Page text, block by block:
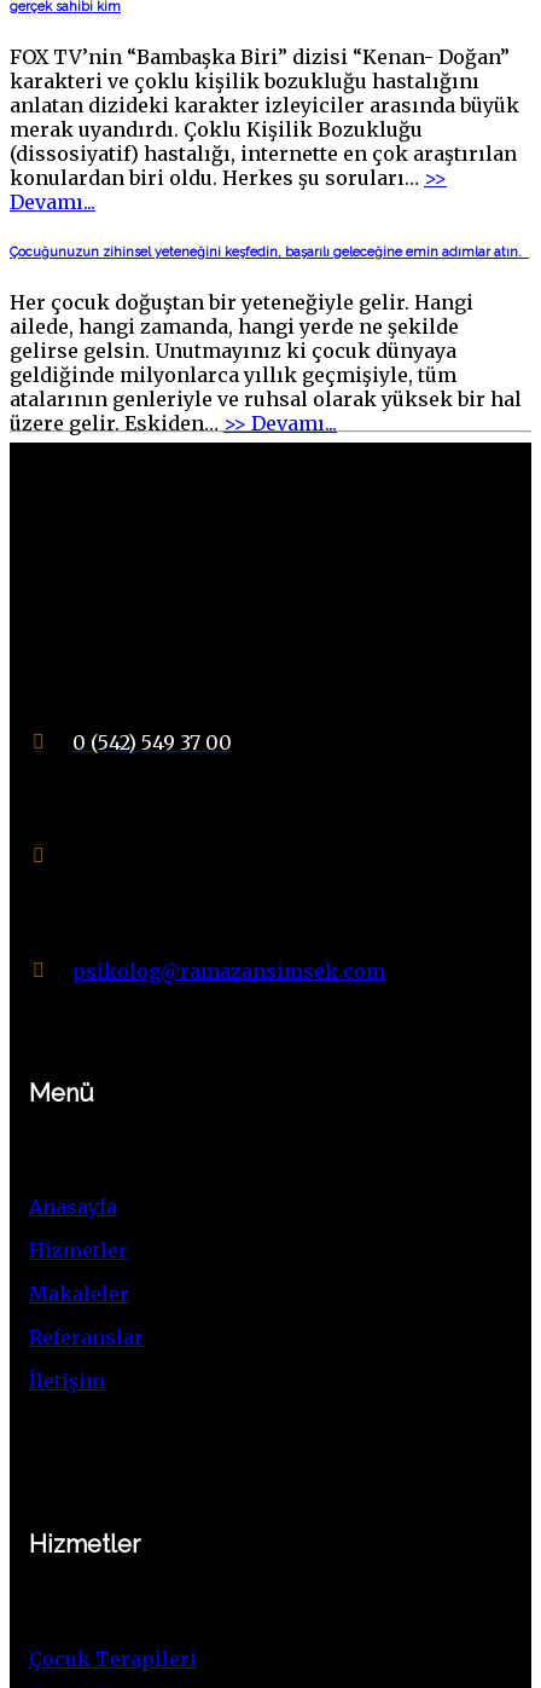
gerçek sahibi kim
FOX TV’nin “Bambaşka Biri” dizisi “Kenan- Doğan”
karakteri ve çoklu kişilik bozukluğu hastalığını
anlatan dizideki karakter izleyiciler arasında büyük
merak uyandırdı. Çoklu Kişilik Bozukluğu
(dissosiyatif) hastalığı, internette en çok araştırılan
konulardan biri oldu. Herkes şu soruları… >>
Devamı...
bozukluğu
BİRİ”
dizisiyle
hayatımıza
girdi!
Bu
bedenin
gerçek
Çocuğunuzun zihinsel yeteneğini keşfedin, başarılı geleceğine emin adımlar atın.
Her çocuk doğuştan bir yeteneğiyle gelir. Hangi
ailede, hangi zamanda, hangi yerde ne şekilde
gelirse gelsin. Unutmayınız ki çocuk dünyaya
geldiğinde milyonlarca yıllık geçmişiyle, tüm
atalarının genleriyle ve ruhsal olarak yüksek bir hal
üzere gelir. Eskiden… >> Devamı...
zihinsel
0 (542) 549 37 00
psikolog@ramazansimsek.com
Menü
Anasayfa
Hizmetler
Makaleler
Referanslar
İletişim
Hizmetler
Çocuk Terapileri